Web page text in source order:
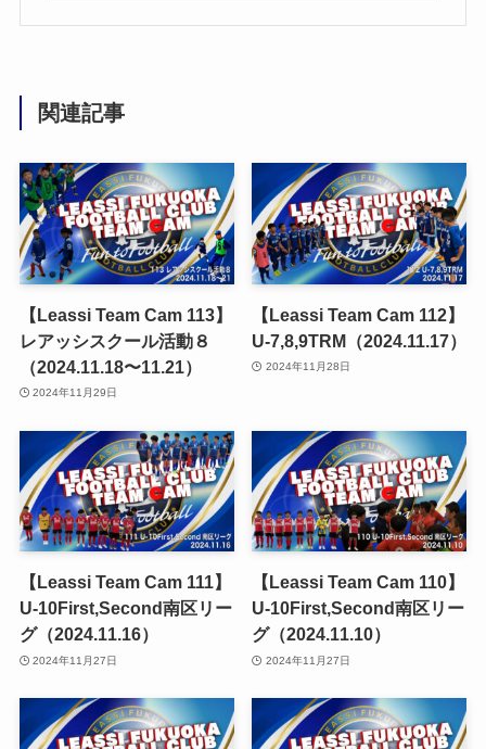
関連記事
【Leassi Team Cam 113】
レアッシスクール活動８
（2024.11.18〜11.21）
2024年11月29日
【Leassi Team Cam 112】
U-7,8,9TRM（2024.11.17）
2024年11月28日
【Leassi Team Cam 111】
U-10First,Second南区リー
グ（2024.11.16）
2024年11月27日
【Leassi Team Cam 110】
U-10First,Second南区リー
グ（2024.11.10）
2024年11月27日